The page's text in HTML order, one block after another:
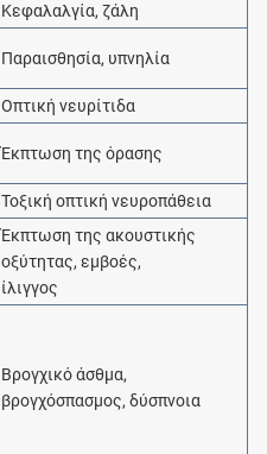
Κεφαλαλγία, ζάλη
Παραισθησία, υπνηλία
Οπτική νευρίτιδα
Έκπτωση της όρασης
Τοξική οπτική νευροπάθεια
Έκπτωση της ακουστικής
οξύτητας, εμβοές,
ίλιγγος
Βρογχικό άσθμα,
βρογχόσπασμος, δύσπνοια